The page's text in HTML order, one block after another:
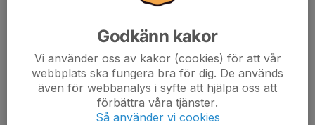
SAIK flagga till PSG och SAIK Paraply
0 kommentarer
Godkänn kakor
Vi använder oss av kakor (cookies) för att vår
webbplats ska fungera bra för dig. De används
även för webbanalys i syfte att hjälpa oss att
förbättra våra tjänster.
Så använder vi cookies